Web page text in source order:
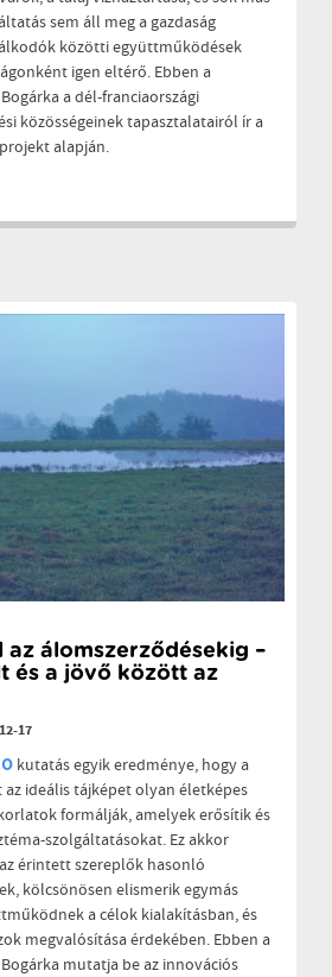
sem áll meg a gazdaság
közötti együttműködések
igen eltérő. Ebben a
a dél-franciaországi
közösségeinek tapasztalatairól ír a
projekt alapján.
álomszerződésekig –
és a jövő között az
17
kutatás egyik eredménye, hogy a
ideális tájképet olyan életképes
formálják, amelyek erősítik és
szolgáltatásokat. Ez akkor
érintett szereplők hasonló
kölcsönösen elismerik egymás
a célok kialakításban, és
megvalósítása érdekében. Ebben a
mutatja be az innovációs